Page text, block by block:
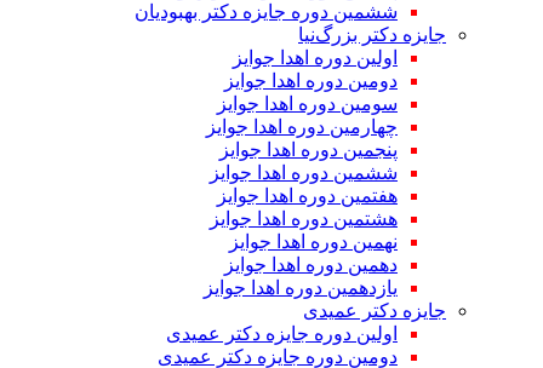
ششمین دوره جایزه دکتر بهبودیان
جایزه دکتر بزرگ‌نیا
اولین دوره اهدا جوایز
دومین دوره اهدا جوایز
سومین دوره اهدا جوایز
چهارمین دوره اهدا جوایز
پنجمین دوره اهدا جوایز
ششمین دوره اهدا جوایز
هفتمین دوره اهدا جوایز
هشتمین دوره اهدا جوایز
نهمین دوره اهدا جوایز
دهمین دوره اهدا جوایز
یازدهمین دوره اهدا جوایز
جایزه دکتر عمیدی
اولین دوره جایزه دکتر عمیدی
دومین دوره جایزه دکتر عمیدی